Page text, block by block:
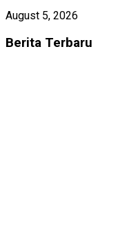
August 5, 2026
Berita Terbaru